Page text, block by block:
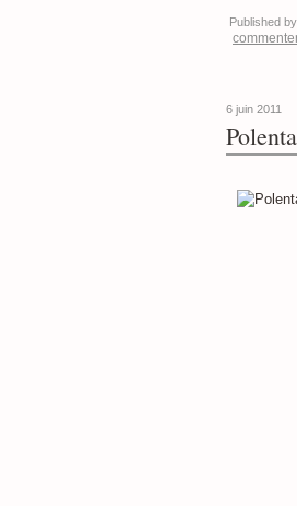
Published
6 juin 2011